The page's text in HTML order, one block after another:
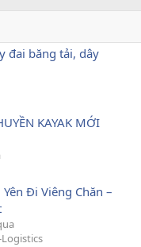
đai băng tải, dây
KAYAK MỚI
Đi Viêng Chăn –